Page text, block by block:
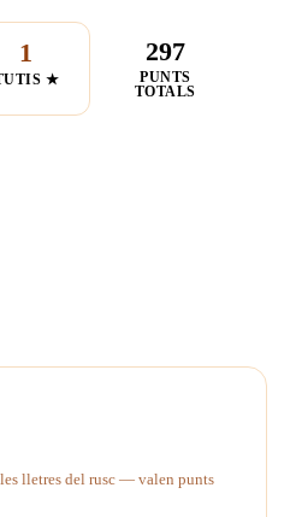
1
★
297
PUNTS
TOTALS
lletres del rusc — valen punts